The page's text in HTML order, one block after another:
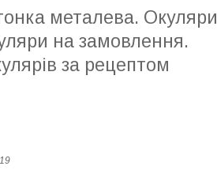
металева. Окуляри
на замовлення.
за рецептом